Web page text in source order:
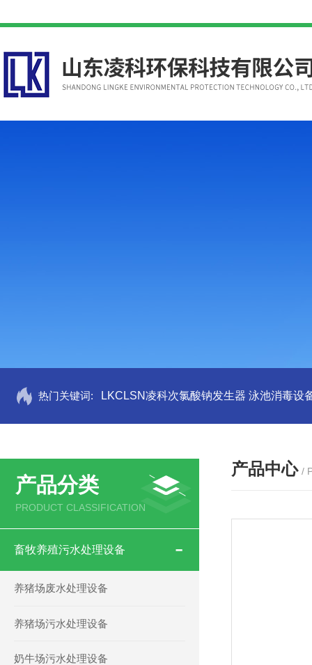
热门关键词: LKCLSN凌科次氯酸钠发生器 泳池消毒设
产品分类
PRODUCT CLASSIFICATION
畜牧养殖污水处理设备
养猪场废水处理设备
养猪场污水处理设备
奶牛场污水处理设备
产品中心 /